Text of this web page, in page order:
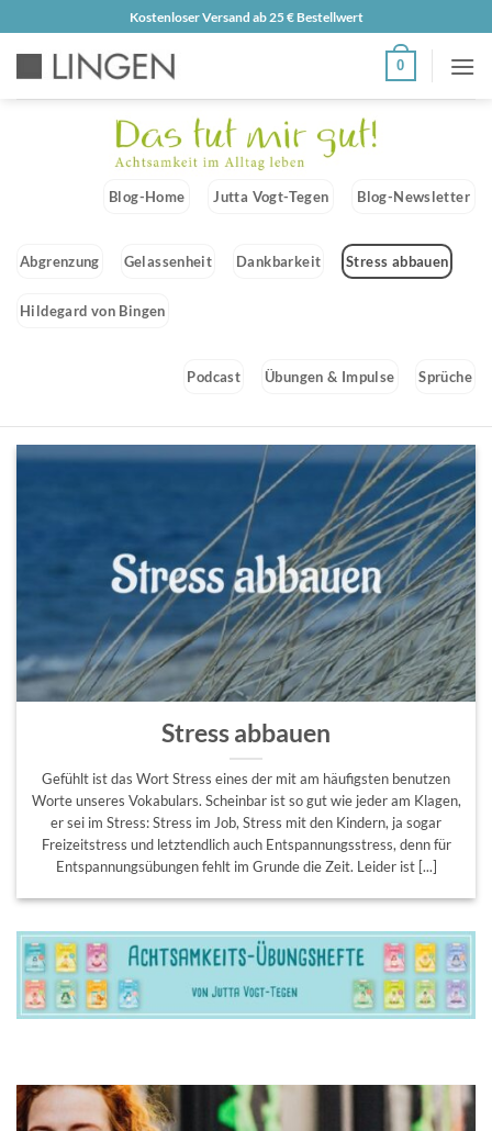
Inhalt
Kostenloser Versand ab 25 € Bestellwert
0
Blog-Home Jutta Vogt-Tegen Blog-Newsletter
Abgrenzung Gelassenheit Dankbarkeit Stress abbauen
Hildegard von Bingen
Podcast Übungen & Impulse Sprüche
Stress abbauen
Gefühlt ist das Wort Stress eines der mit am häufigsten benutzen
Worte unseres Vokabulars. Scheinbar ist so gut wie jeder am Klagen,
er sei im Stress: Stress im Job, Stress mit den Kindern, ja sogar
Freizeitstress und letztendlich auch Entspannungsstress, denn für
Entspannungsübungen fehlt im Grunde die Zeit. Leider ist [...]